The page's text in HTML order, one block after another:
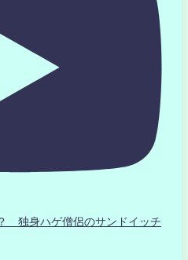
独身ハゲ僧侶のサンドイッチ